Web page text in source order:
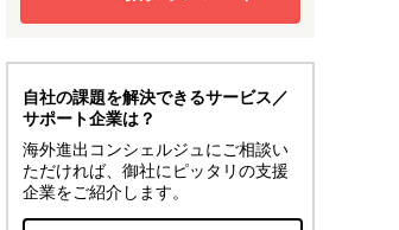
自社の課題を解決できるサービス／
サポート企業は？
海外進出コンシェルジュにご相談い
ただければ、御社にピッタリの支援
企業をご紹介します。